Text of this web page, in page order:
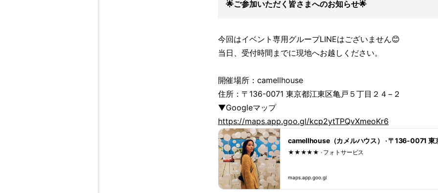
🌟ご参加いただく皆さまへのお知らせ🌟
今回はイベント専用グループLINEはございません😊
当日、受付時間までに現地へお越しください。
開催場所：camellhouse
住所：〒136-0071 東京都江東区亀戸５丁目２４−２
▼Googleマップ
https://maps.app.goo.gl/kcp2ytTPQvXmeoKr6
camellhouse（カメルハウス） · 〒136-0071 東
★★★★★ · フォトサービス
maps.app.goo.gl